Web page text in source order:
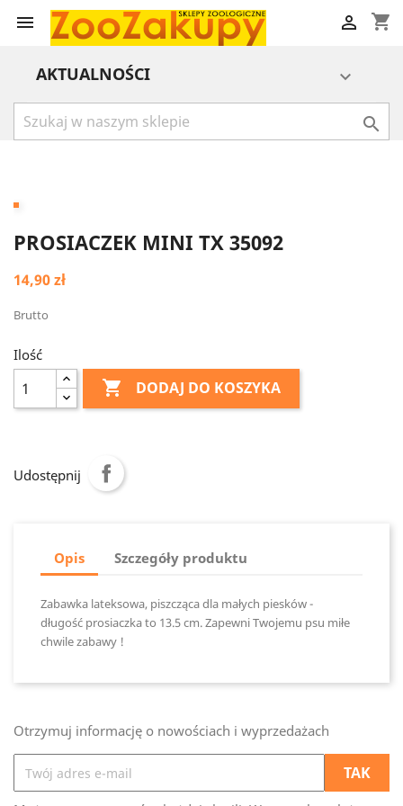
 shopping_cart

AKTUALNOŚCI 

PROSIACZEK MINI TX 35092
14,90 zł
Brutto
Ilość
 DODAJ DO KOSZYKA
Udostępnij
Opis Szczegóły produktu
Zabawka lateksowa, piszcząca dla małych piesków -
długość prosiaczka to 13.5 cm. Zapewni Twojemu psu miłe
chwile zabawy !
Otrzymuj informację o nowościach i wyprzedażach